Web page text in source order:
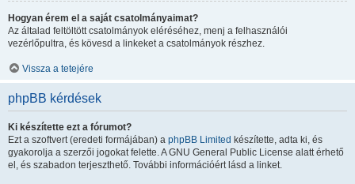
Hogyan érem el a saját csatolmányaimat?
Az általad feltöltött csatolmányok eléréséhez, menj a felhasználói
vezérlőpultra, és kövesd a linkeket a csatolmányok részhez.
Vissza a tetejére
phpBB kérdések
Ki készítette ezt a fórumot?
Ezt a szoftvert (eredeti formájában) a phpBB Limited készítette, adta ki, és
gyakorolja a szerzői jogokat felette. A GNU General Public License alatt érhető
el, és szabadon terjeszthető. További információért lásd a linket.